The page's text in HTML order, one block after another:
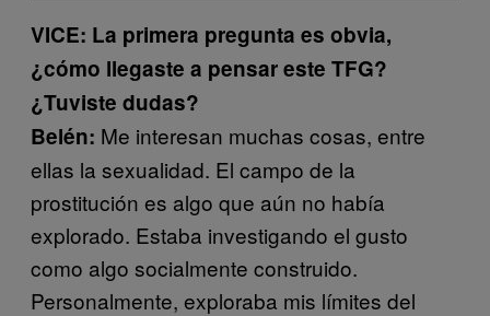
VICE: La primera pregunta es obvia,
¿cómo llegaste a pensar este TFG?
¿Tuviste dudas?
Belén: Me interesan muchas cosas, entre
ellas la sexualidad. El campo de la
prostitución es algo que aún no había
explorado. Estaba investigando el gusto
como algo socialmente construido.
Personalmente, exploraba mis límites del